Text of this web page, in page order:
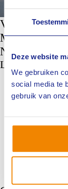
Deze website
We gebruiken
social media te
gebruik van
Verslag
Mercedes-
Nederland
Lees meer